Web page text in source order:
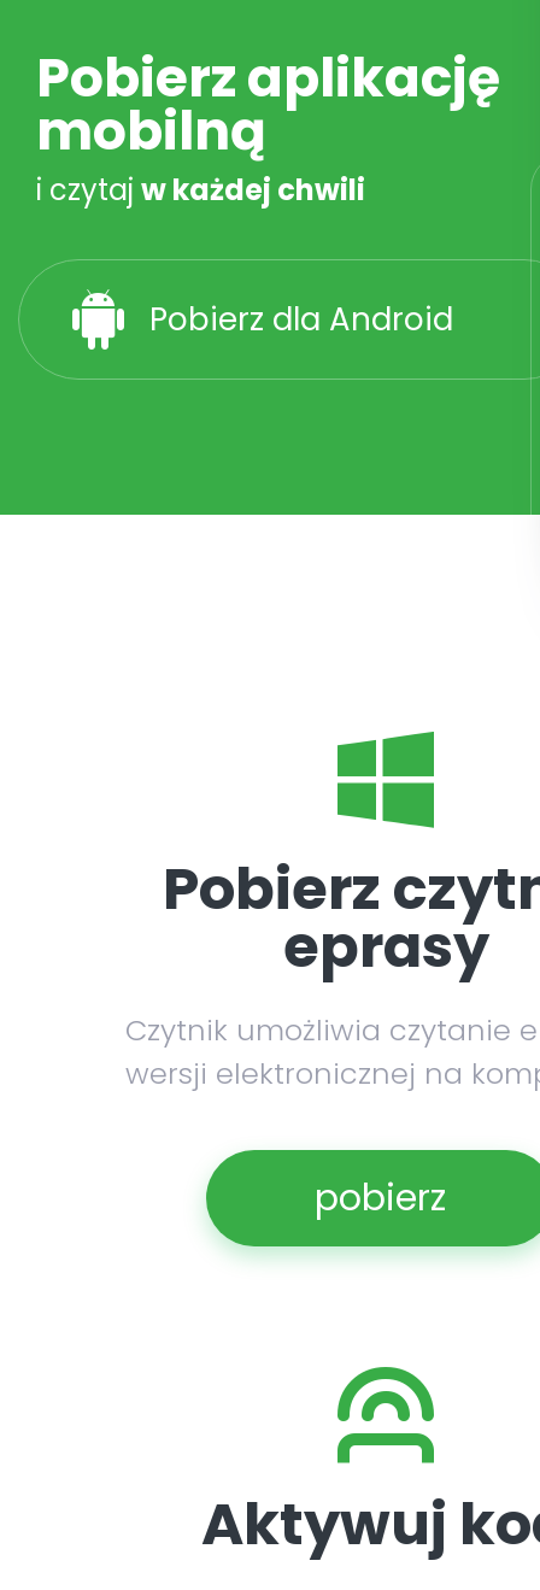
Pobierz aplikację
mobilną
i czytaj w każdej chwili
Pobierz dla Android
Pobierz
eprasy
Czytnik umożliwia czytanie
wersji elektronicznej na
pobierz
Aktywuj